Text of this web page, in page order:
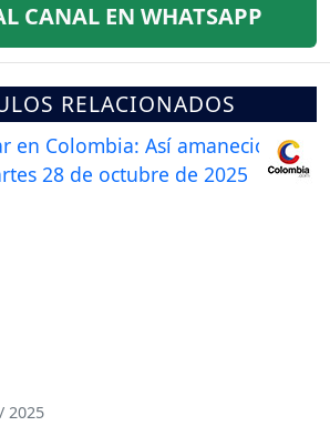
CANAL EN WHATSAPP
RELACIONADOS
2025